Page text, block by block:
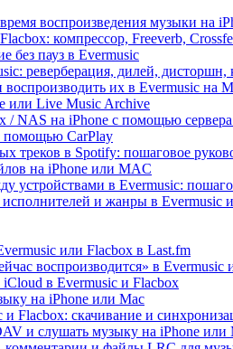
воспроизведения музыки на
компрессор, Freeverb,
без пауз в Evermusic
реверберация, дилей,
их в Evermusic на
или Live Music Archive
/ NAS на iPhone с помощью
помощью CarPlay
треков в Spotify: пошаговое
на iPhone или MAC
устройствами в Evermusic:
и жанры в Evermusic
или Flacbox в Last.fm
воспроизводится» в Evermusic
в Evermusic и Flacbox
на iPhone или Mac
Flacbox: скачивание и
и слушать музыку на iPhone или